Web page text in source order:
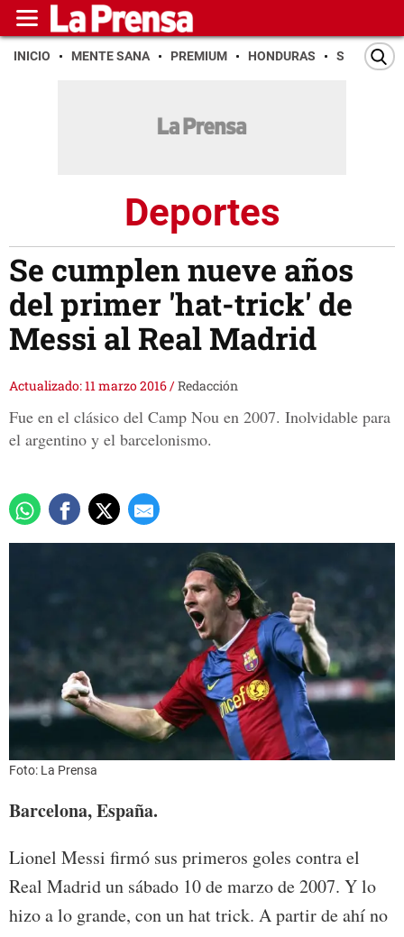
INICIO MENTE SANA PREMIUM HONDURAS SAN PEDRO
Deportes
Se cumplen nueve años
del primer 'hat-trick' de
Messi al Real Madrid
Actualizado: 11 marzo 2016/Redacción
Fue en el clásico del Camp Nou en 2007. Inolvidable para
el argentino y el barcelonismo.
Foto: La Prensa
Barcelona, España.
Lionel Messi firmó sus primeros goles contra el
Real Madrid un sábado 10 de marzo de 2007. Y lo
hizo a lo grande, con un hat trick. A partir de ahí no